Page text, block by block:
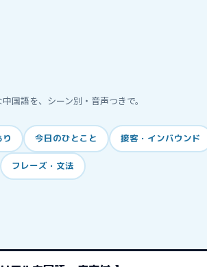
国語を、シーン別・音声つきで。
今日のひとこと 接客・インバウンド
フレーズ・文法